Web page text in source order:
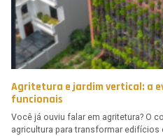
Agritetura e jardim vertical: a
funcionais
Você já ouviu falar em agritetura? O
agricultura para transformar